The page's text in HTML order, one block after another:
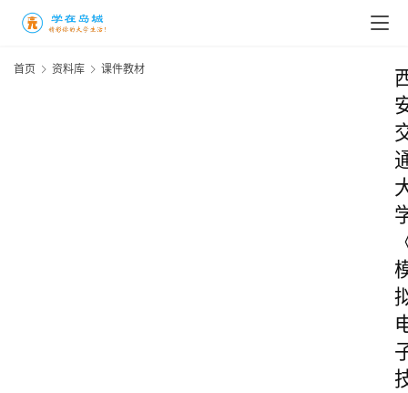
首页 资料库 课件教材